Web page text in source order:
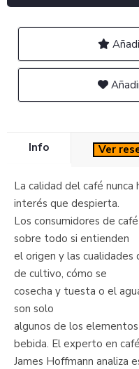
Info Ver
La calidad del café
interés que despierta.
Los consumidores de
sobre todo si entienden
el origen y las
de cultivo, cómo se
cosecha y tuesta o el
son solo
algunos de los
bebida. El experto en café
James Hoffmann analiza